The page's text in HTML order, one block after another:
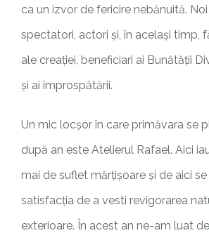
ca un izvor de fericire nebănuită.
spectatori, actori și, în același timp,
ale creației, beneficiari ai Bunătății
și ai împrospătării.
Un mic locșor în care primăvara se
după an este Atelierul Rafael. Aici
mai de suflet mărțișoare și de aici
satisfacția de a vesti revigorarea
exterioare. În acest an ne-am luat